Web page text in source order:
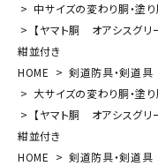
中サイズの変わり胴・塗
【ヤマト胴 オアシスグ
紺並付き
HOME
剣道防具・剣道
大サイズの変わり胴・塗り
【ヤマト胴 オアシスグ
紺並付き
HOME
剣道防具・剣道